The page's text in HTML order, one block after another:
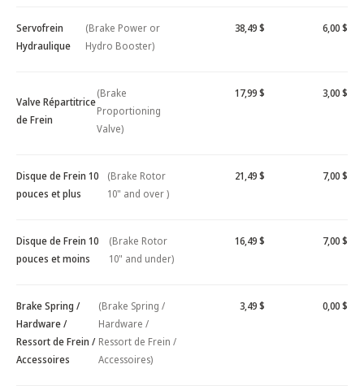
Servofrein
Hydraulique
(Brake Power or
Hydro Booster)
38,49 $ 6,00 $
Valve Répartitrice
de Frein
(Brake
Proportioning
Valve)
17,99 $ 3,00 $
Disque de Frein 10
pouces et plus
(Brake Rotor
10" and over )
21,49 $ 7,00 $
Disque de Frein 10
pouces et moins
(Brake Rotor
10" and under)
16,49 $ 7,00 $
Brake Spring /
Hardware /
Ressort de Frein /
Accessoires
(Brake Spring /
Hardware /
Ressort de Frein /
Accessoires)
3,49 $ 0,00 $